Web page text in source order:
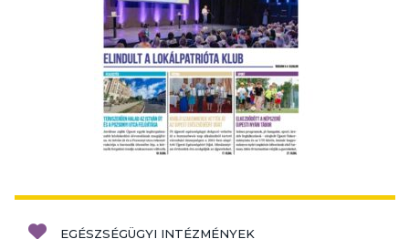
EGÉSZSÉGÜGYI INTÉZMÉNYEK